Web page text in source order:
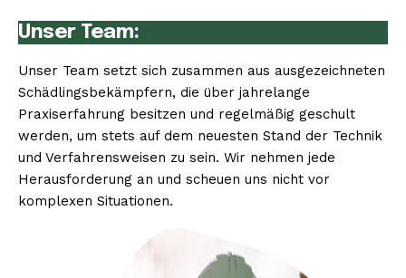
Unser Team:
Unser Team setzt sich zusammen aus ausgezeichneten
Schädlingsbekämpfern, die über jahrelange
Praxiserfahrung besitzen und regelmäßig geschult
werden, um stets auf dem neuesten Stand der Technik
und Verfahrensweisen zu sein. Wir nehmen jede
Herausforderung an und scheuen uns nicht vor
komplexen Situationen.